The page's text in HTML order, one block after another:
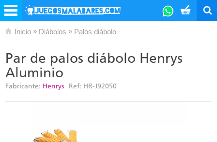
Inicio » Diábolos » Palos diábolo
Par de palos diábolo Henrys
Aluminio
Fabricante: Henrys Ref: HR-J92050